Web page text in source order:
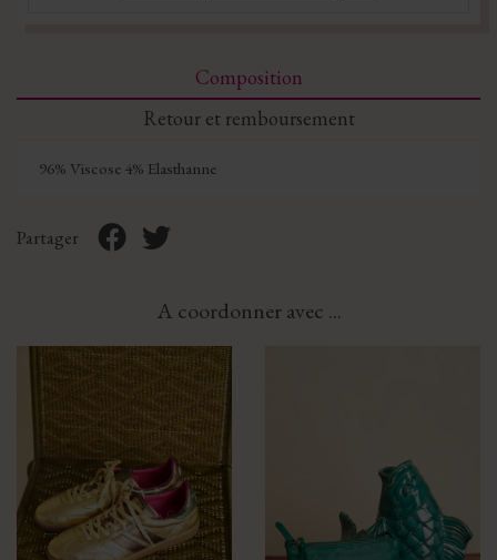
Composition
Retour et remboursement
96% Viscose 4% Elasthanne
Partager
A coordonner avec ...